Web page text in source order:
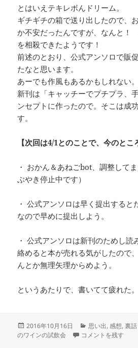
とはいえテキレボんドリーム。
ギチギチの箱で送り出したので、
か不安だったんですが、なんと！
を相殺できたようです！
前述のとおり、公式アンソロで販
たなと思います。
あーでも作風もあるかもしれない。
新刊は「キャッチーでプチプラ、
ンセプトに作ったので。そこは成
す。
【次回は4/1とのことで、今のとこ
・ おかん＆あねごbot、調整して
ぶやき停止中です）
・ 公式アンソロは早く提出すると
なので早めに提出しよう。
・ 公式アンソロは新刊のためし読
絡めると本が売れる気がしたので
んとか無理矢理からめよう。
というあたりで、書いてて疲れた
投
稿
2016年10月16日
カ
テ
思い出,感想,裏話
のワインの試飲会
テキレボ4、レポ（
コメントを残す